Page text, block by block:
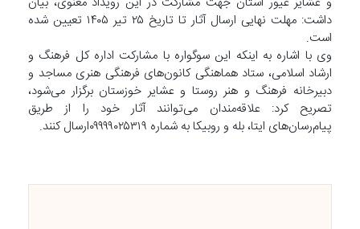
داشت: مهلت نهایی ارسال آثار تا تاریخ ۲۵ تیر ۱۴۰۵ تعیین شده
است.
وی با اشاره به اینکه این سوگواره با مشارکت اداره کل فرهنگ و
ارشاد اسلامی، ستاد هماهنگی کانون‌های فرهنگی هنری مساجد و
دبیرخانه فرهنگ و هنر روستا و عشایر خوزستان برگزار می‌شود،
تصریح کرد: علاقه‌مندان می‌توانند آثار خود را از طریق
پیام‌رسان‌های ایتا، بله و روبیکا به شماره ۰۹۹۹۹۰۲۵۳۱۹ارسال کنند.